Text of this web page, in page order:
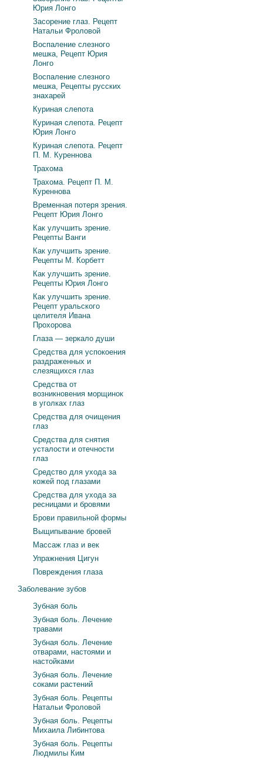
Юрия Лонго
Засорение глаз. Рецепт
Натальи Фроловой
Воспаление слезного
мешка, Рецепт Юрия
Лонго
Воспаление слезного
мешка, Рецепты русских
знахарей
Куриная слепота
Куриная слепота. Рецепт
Юрия Лонго
Куриная слепота. Рецепт
П. М. Куреннова
Трахома
Трахома. Рецепт П. М.
Куреннова
Временная потеря зрения.
Рецепт Юрия Лонго
Как улучшить зрение.
Рецепты Ванги
Как улучшить зрение.
Рецепты М. Корбетт
Как улучшить зрение.
Рецепты Юрия Лонго
Как улучшить зрение.
Рецепт уральского
целителя Ивана
Прохорова
Глаза — зеркало души
Средства для успокоения
раздраженных и
слезящихся глаз
Средства от
возникновения морщинок
в уголках глаз
Средства для очищения
глаз
Средства для снятия
усталости и отечности
глаз
Средство для ухода за
кожей под глазами
Средства для ухода за
ресницами и бровями
Брови правильной формы
Выщипывание бровей
Массаж глаз и век
Упражнения Цигун
Повреждения глаза
Заболевание зубов
Зубная боль
Зубная боль. Лечение
травами
Зубная боль. Лечение
отварами, настоями и
настойками
Зубная боль. Лечение
соками растений
Зубная боль. Рецепты
Натальи Фроловой
Зубная боль. Рецепты
Михаила Либинтова
Зубная боль. Рецепты
Людмилы Ким